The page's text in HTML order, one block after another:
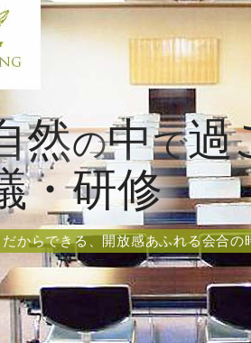
然の中で過
・研修
だからできる、開放感あふれる会合の